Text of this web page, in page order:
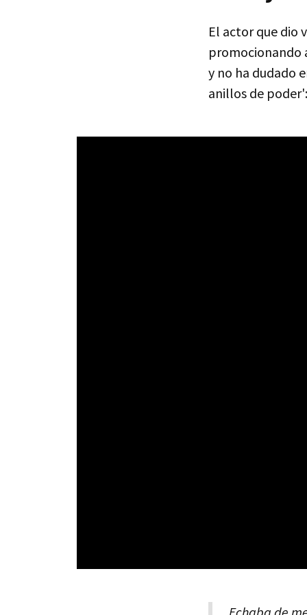
El actor que dio
promocionando
y no ha dudado
anillos de poder':